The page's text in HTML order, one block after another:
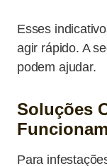
Esses
agir rápido. A
podem ajudar.
Soluções
Funcionam
Para